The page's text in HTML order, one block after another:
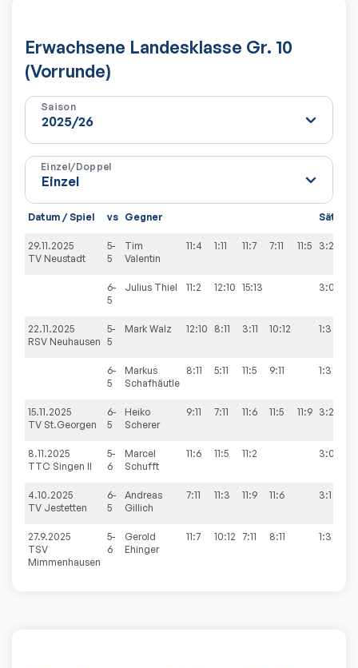
Erwachsene Landesklasse Gr. 10
(Vorrunde)
Saison
Einzel/Doppel
Datum / Spiel vs Gegner Sätze
29.11.2025
TV Neustadt
5-
5
Tim
Valentin
11:4 1:11 11:7 7:11 11:5 3:2
6-
5
Julius Thiel 11:2 12:10 15:13 3:0
22.11.2025
RSV Neuhausen
5-
5
Mark Walz 12:10 8:11 3:11 10:12 1:3
6-
5
Markus
Schafhäutle
8:11 5:11 11:5 9:11 1:3
15.11.2025
TV St.Georgen
6-
5
Heiko
Scherer
9:11 7:11 11:6 11:5 11:9 3:2
8.11.2025
TTC Singen II
5-
6
Marcel
Schufft
11:6 11:5 11:2 3:0
4.10.2025
TV Jestetten
6-
5
Andreas
Gillich
7:11 11:3 11:9 11:6 3:1
27.9.2025
TSV
Mimmenhausen
5-
6
Gerold
Ehinger
11:7 10:12 7:11 8:11 1:3